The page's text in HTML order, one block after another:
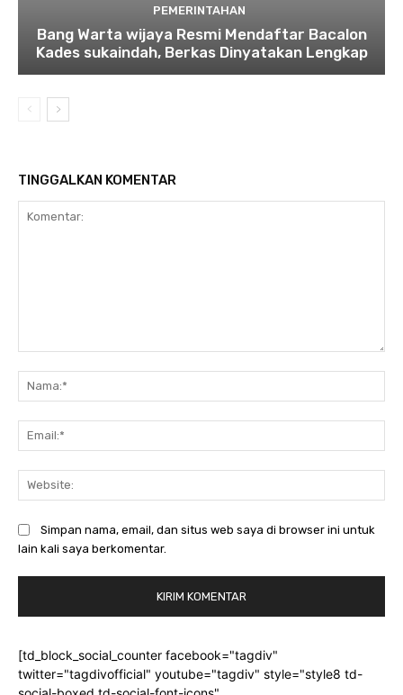
PEMERINTAHAN
Bang Warta wijaya Resmi Mendaftar Bacalon
Kades sukaindah, Berkas Dinyatakan Lengkap
TINGGALKAN KOMENTAR
Simpan nama, email, dan situs web saya di browser ini untuk
lain kali saya berkomentar.
[td_block_social_counter facebook="tagdiv"
twitter="tagdivofficial" youtube="tagdiv" style="style8 td-